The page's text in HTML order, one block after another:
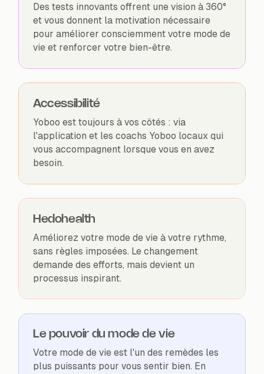
Des tests innovants offrent une vision à 360°
et vous donnent la motivation nécessaire
pour améliorer consciemment votre mode de
vie et renforcer votre bien-être.
Accessibilité
Yoboo est toujours à vos côtés : via
l'application et les coachs Yoboo locaux qui
vous accompagnent lorsque vous en avez
besoin.
Hedohealth
Améliorez votre mode de vie à votre rythme,
sans règles imposées. Le changement
demande des efforts, mais devient un
processus inspirant.
Le pouvoir du mode de vie
Votre mode de vie est l'un des remèdes les
plus puissants pour vous sentir bien. En